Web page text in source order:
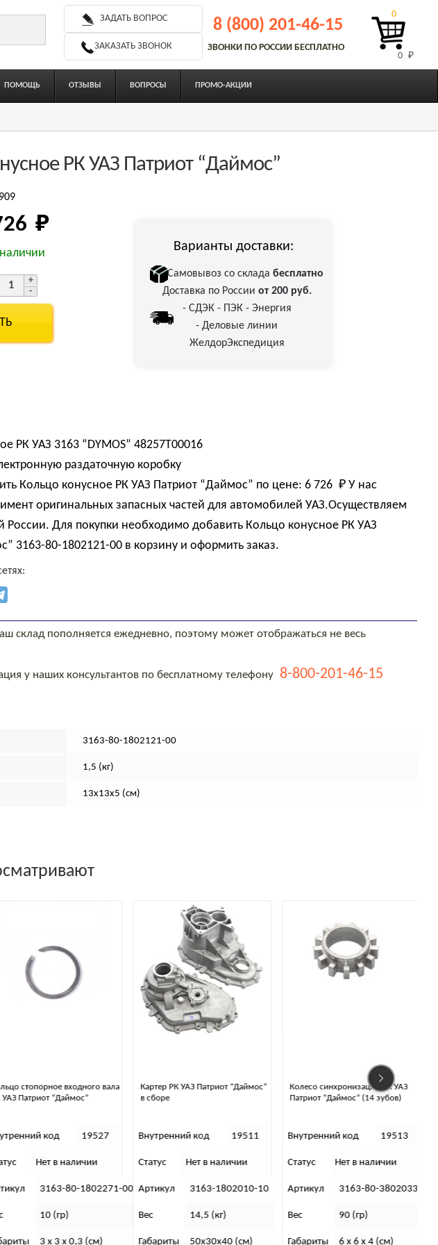
ЗАДАТЬ ВОПРОС
ЗАКАЗАТЬ ЗВОНОК
8 (800) 201-46-15
ЗВОНКИ ПО РОССИИ БЕСПЛАТНО
0 ₽
0
ПОМОЩЬ ОТЗЫВЫ ВОПРОСЫ ПРОМО-АКЦИИ
РК УАЗ Патриот “Даймос”
₽
Варианты доставки:
Самовывоз со складабесплатно
Доставка по России от 200 руб.
- СДЭК - ПЭК - Энергия
- Деловые линии
ЖелдорЭкспедиция
РК УАЗ 3163 “DYMOS” 48257Т00016
раздаточную коробку
Кольцо конусное РК УАЗ Патриот “Даймос” по цене:6 726 ₽ У нас
оригинальных запасных частей для автомобилей УАЗ.Осуществляем
России. Для покупки необходимо добавить Кольцо конусное РК УАЗ
3163-80-1802121-00 в корзину и оформить заказ.
пополняется ежедневно, поэтому может отображаться не весь
у наших консультантов по бесплатному телефону 8-800-201-46-15
3163-80-1802121-00
1,5 (кг)
13х13х5 (см)
стопорное входного вала
Патриот “Даймос”
код 19527
Нет в наличии
3163-80-1802271-00
10 (гр)
3 x 3 x 0,3 (см)
Картер РК УАЗ Патриот “Даймос”
в сборе
Внутренний код 19511
Статус Нет в наличии
Артикул 3163-1802010-10
Вес 14,5 (кг)
Габариты 50х30х40 (см)
Колесо синхронизации РК УАЗ
Патриот “Даймос” (14 зубов)
Внутренний код 19513
Статус Нет в наличии
Артикул 3163-80-3802033-15
Вес 90 (гр)
Габариты 6 x 6 x 4 (см)